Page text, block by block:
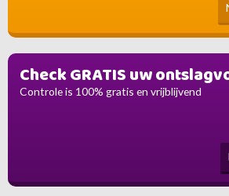
Check GRATIS uw
Controle is 100% gratis en vrijblijvend